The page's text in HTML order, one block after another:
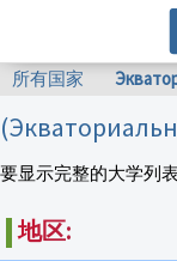
所有国家
要显示完整的大学列
地区: